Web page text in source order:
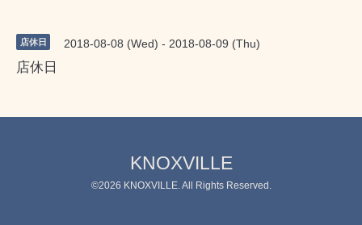
店休日 2018-08-08 (Wed) - 2018-08-09 (Thu)
店休日
KNOXVILLE
©2026 KNOXVILLE. All Rights Reserved.